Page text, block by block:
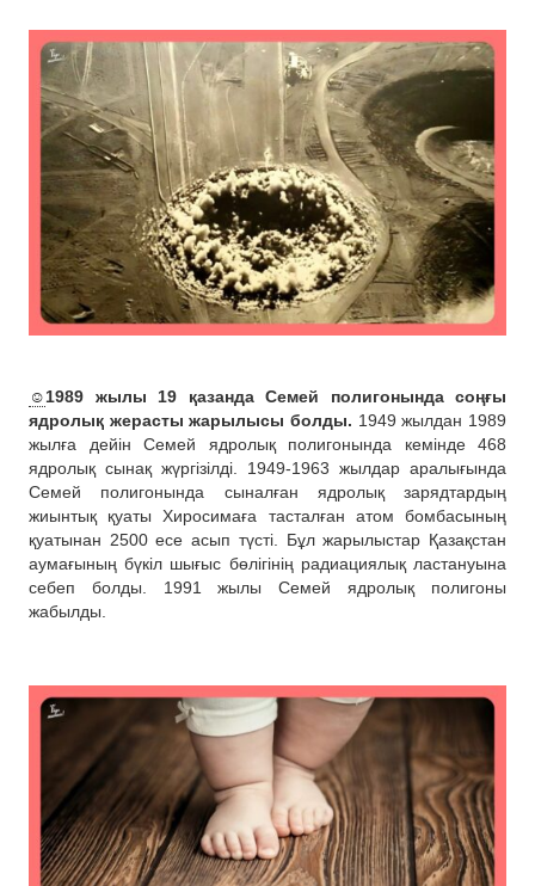
☺️1989 жылы 19 қазанда Семей полигонында соңғы
ядролық жерасты жарылысы болды. 1949 жылдан 1989
жылға дейін Семей ядролық полигонында кемінде 468
ядролық сынақ жүргізілді. 1949-1963 жылдар аралығында
Семей полигонында сыналған ядролық зарядтардың
жиынтық қуаты Хиросимаға тасталған атом бомбасының
қуатынан 2500 есе асып түсті. Бұл жарылыстар Қазақстан
аумағының бүкіл шығыс бөлігінің радиациялық ластануына
себеп болды. 1991 жылы Семей ядролық полигоны
жабылды.